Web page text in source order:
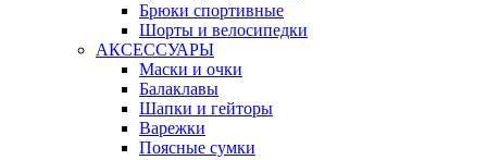
Брюки спортивные
Шорты и велосипедки
АКСЕССУАРЫ
Маски и очки
Балаклавы
Шапки и гейторы
Варежки
Поясные сумки